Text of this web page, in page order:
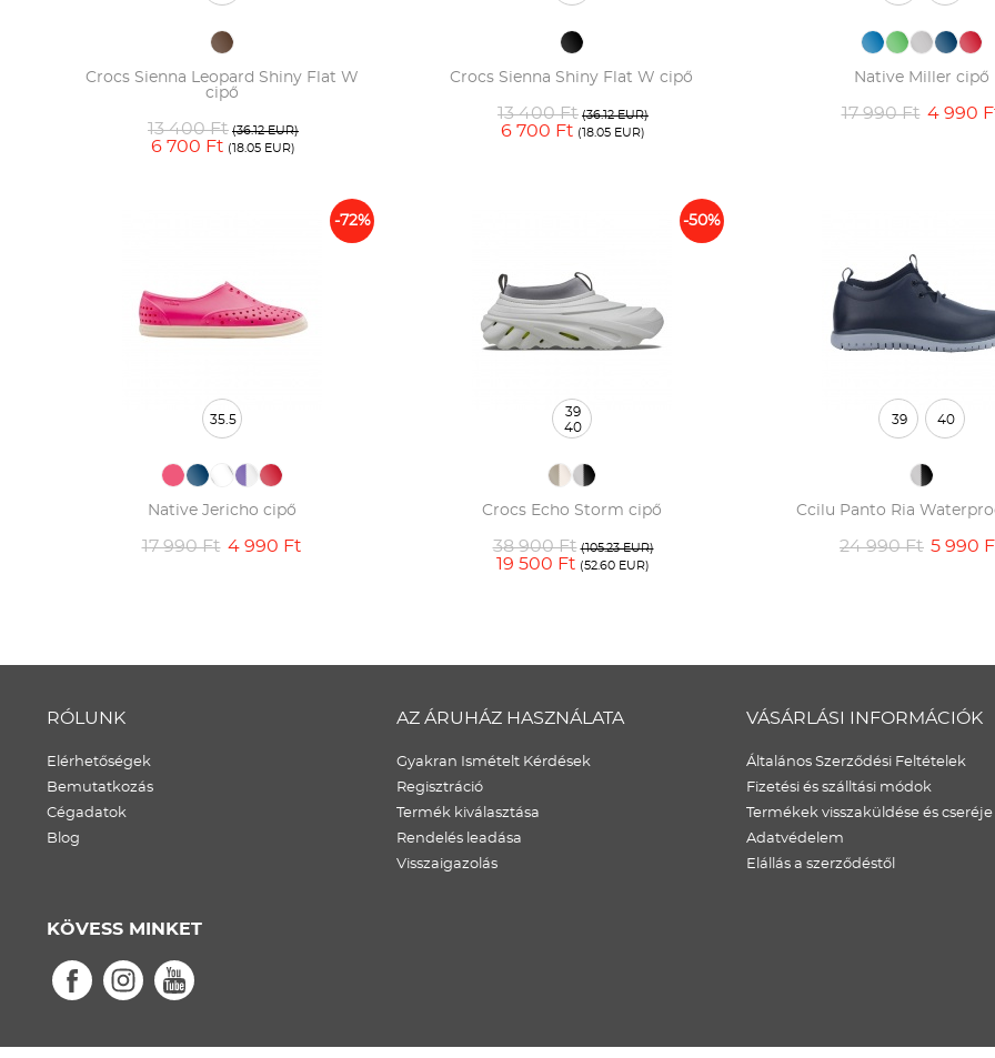
Crocs Sienna Leopard Shiny Flat W
cipő
13 400 Ft (36.12 EUR)
6 700 Ft (18.05 EUR)
Crocs Sienna Shiny Flat W cipő
13 400 Ft (36.12 EUR)
6 700 Ft (18.05 EUR)
Native Miller cipő
17 990 Ft 4 990
-72%
Native Jericho cipő
17 990 Ft 4 990 Ft
35.5
-50%
Crocs Echo Storm cipő
38 900 Ft (105.23 EUR)
19 500 Ft (52.60 EUR)
39
40
Ccilu Panto Ria
24 990 Ft 5 990
39 40
RÓLUNK
Elérhetőségek
Bemutatkozás
Cégadatok
Blog
AZ ÁRUHÁZ HASZNÁLATA
Gyakran Ismételt Kérdések
Regisztráció
Termék kiválasztása
Rendelés leadása
Visszaigazolás
VÁSÁRLÁSI INFORMÁCIÓK
Általános Szerződési Feltételek
Fizetési és szálltási módok
Termékek visszaküldése és cseréje
Adatvédelem
Elállás a szerződéstől
KÖVESS MINKET